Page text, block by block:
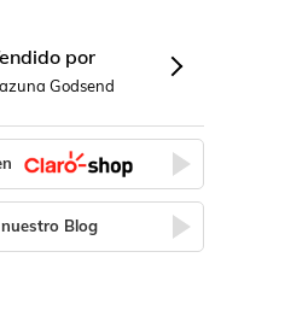
por
Godsend
Blog